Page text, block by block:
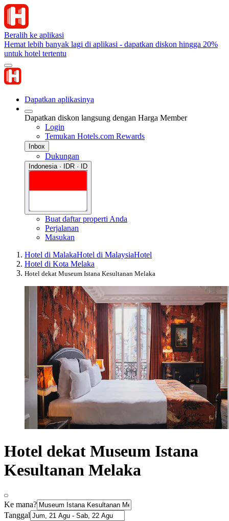
Beralih ke aplikasi
Hemat lebih banyak lagi di aplikasi - dapatkan diskon hingga 20%
untuk hotel tertentu
Dapatkan aplikasinya
Dapatkan diskon langsung dengan Harga Member
Login
Temukan Hotels.com Rewards
Inbox
Dukungan
Indonesia · IDR · ID
Buat daftar properti Anda
Perjalanan
Masukan
Hotel di MalakaHotel di MalaysiaHotel
Hotel di Kota Melaka
Hotel dekat Museum Istana Kesultanan Melaka
Hotel dekat Museum Istana
Kesultanan Melaka
Ke mana?
Tanggal